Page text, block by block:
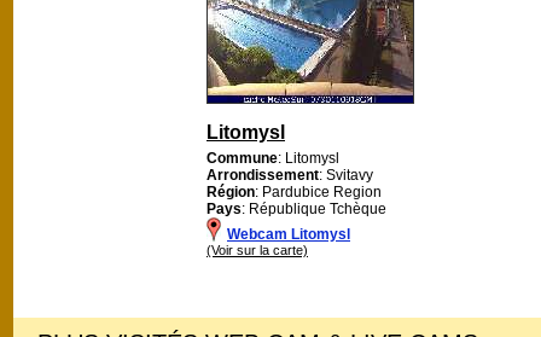
Litomysl
Commune: Litomysl
Arrondissement: Svitavy
Région: Pardubice Region
Pays: République Tchèque
Webcam Litomysl
(Voir sur la carte)